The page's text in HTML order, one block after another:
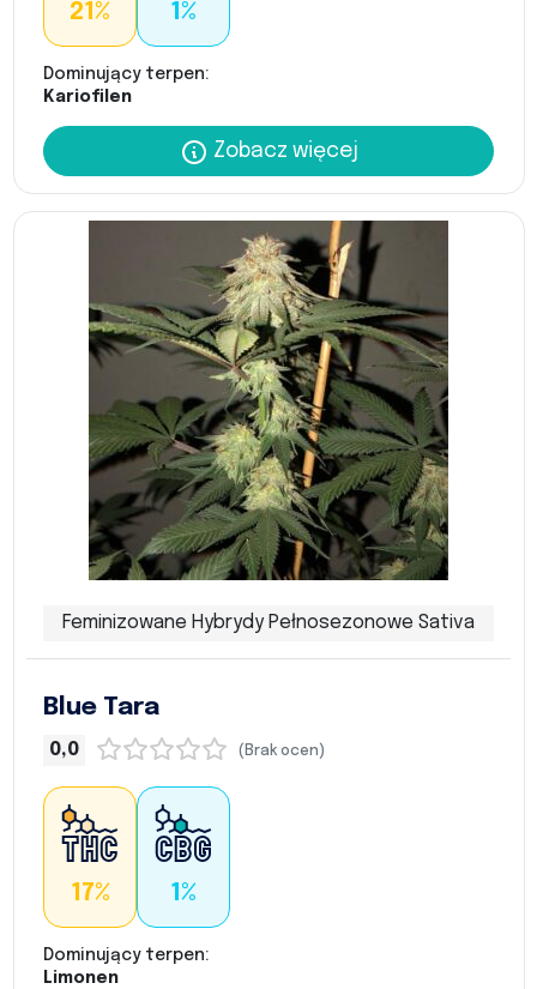
21% 1%
Dominujący terpen:
Kariofilen
Zobacz więcej
Feminizowane Hybrydy Pełnosezonowe Sativa
Blue Tara
0,0 (Brak ocen)
17% 1%
Dominujący terpen:
Limonen